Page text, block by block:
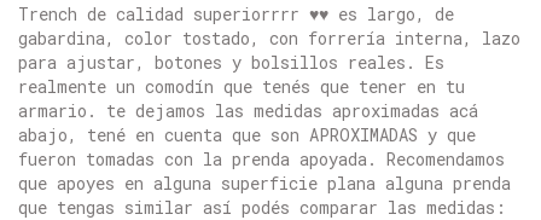
Trench de calidad superiorrrr ♥♥ es largo, de
gabardina, color tostado, con forrería interna, lazo
para ajustar, botones y bolsillos reales. Es
realmente un comodín que tenés que tener en tu
armario. te dejamos las medidas aproximadas acá
abajo, tené en cuenta que son APROXIMADAS y que
fueron tomadas con la prenda apoyada. Recomendamos
que apoyes en alguna superficie plana alguna prenda
que tengas similar así podés comparar las medidas: